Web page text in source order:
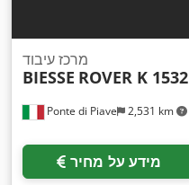
Ponte di Piave 2,531 km
מרכז עיבוד
BIESSE ROVER K 1532
מידע על מחיר